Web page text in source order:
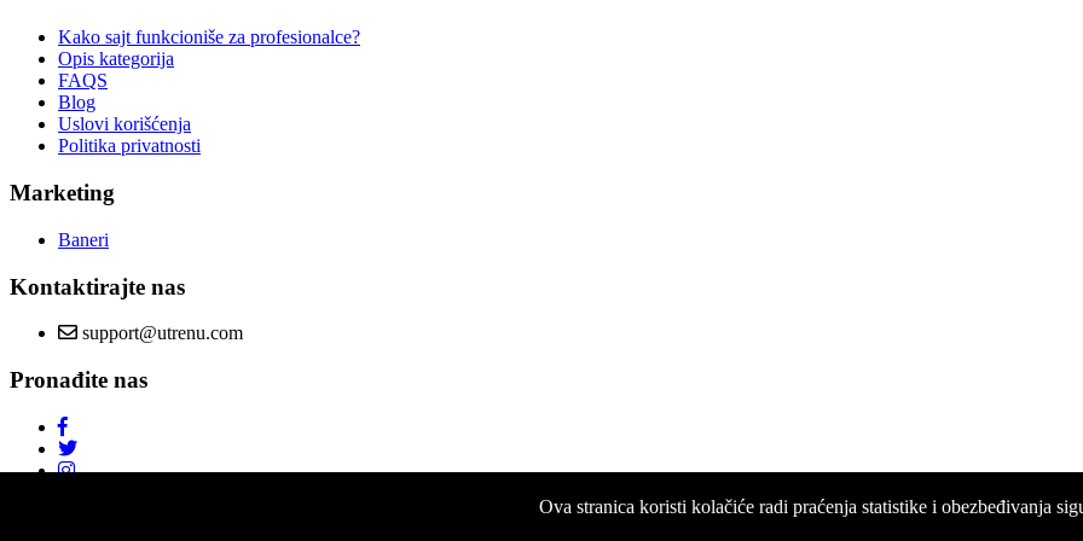
Kako sajt funkcioniše za profesionalce?
Opis kategorija
FAQS
Blog
Uslovi korišćenja
Politika privatnosti
Marketing
Baneri
Kontaktirajte nas
support@utrenu.com
Pronađite nas
Ova stranica koristi kolačiće radi praćenja statistike i obezbeđivanja